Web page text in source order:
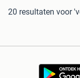
20 resultaten voor